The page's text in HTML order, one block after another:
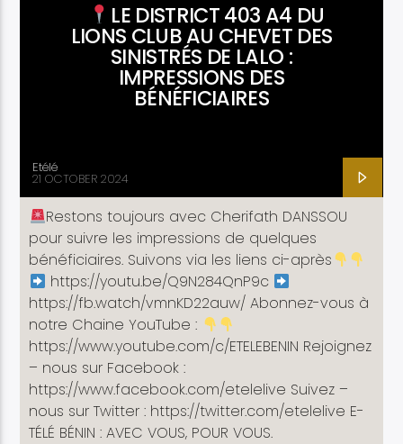
Etele en direct
LE DISTRICT 403 A4 DU
LIONS CLUB AU CHEVET DES
SINISTRÉS DE LALO :
IMPRESSIONS DES
BÉNÉFICIAIRES
Etélé
21 OCTOBER 2024
Restons toujours avec Cherifath DANSSOU
pour suivre les impressions de quelques
bénéficiaires. Suivons via les liens ci-après
https://youtu.be/Q9N284QnP9c
https://fb.watch/vmnKD22auw/ Abonnez-vous à
notre Chaine YouTube :
https://www.youtube.com/c/ETELEBENIN Rejoignez
– nous sur Facebook :
https://www.facebook.com/etelelive Suivez –
nous sur Twitter : https://twitter.com/etelelive E-
TÉLÉ BÉNIN : AVEC VOUS, POUR VOUS.